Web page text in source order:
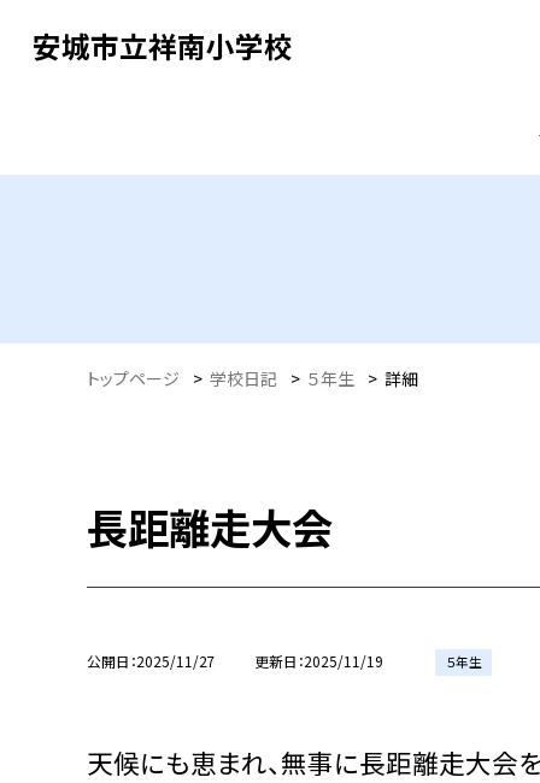
安城市立祥南小学校
トップページ > 学校日記 > ５年生 > 詳細
長距離走大会
公開日 2025/11/27 更新日 2025/11/19 ５年生
天候にも恵まれ、無事に長距離走大会